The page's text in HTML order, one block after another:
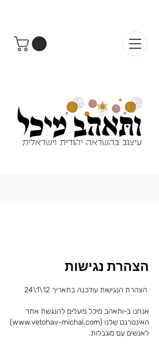
הצהרת נגישות
הצהרת הנגישות עודכנה בתאריך 12\1\24
אנחנו ב-ותאהב מיכל פועלים להנגשת אתר
האינטרנט שלנו (www.vetohav-michal.com
)
לאנשים עם מוגבלות.